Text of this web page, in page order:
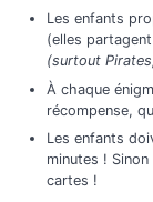
Les enfants
(elles
(surtout
À chaque
récompense,
Les enfants
minutes !
cartes !